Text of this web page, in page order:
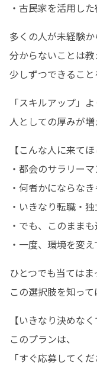
・古民家を活用し
多くの人が未経験か
分からないことは教
少しずつできること
「スキルアップ」よ
人としての厚みが
【こんな人に来てほ
・都会のサラリー
・何者かにならな
・いきなり転職・
・でも、このまま
・一度、環境を変
ひとつでも当てはま
この選択肢を知って
【いきなり決めな
このプランは、
「すぐ応募してく